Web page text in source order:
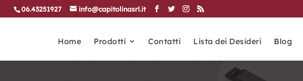
06.43251927 info@capitolinasrl.it
Home Prodotti Contatti Lista dei Desideri Blog